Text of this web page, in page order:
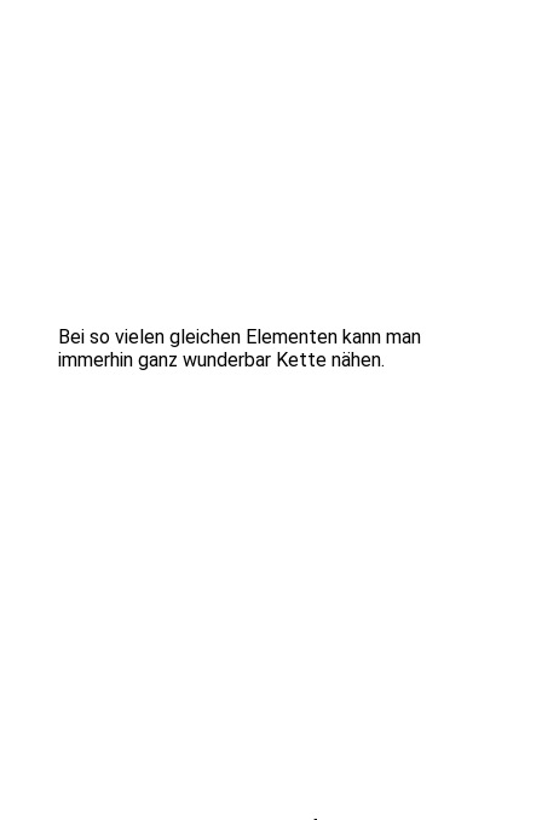
Bei so vielen gleichen Elementen kann man
immerhin ganz wunderbar Kette nähen.